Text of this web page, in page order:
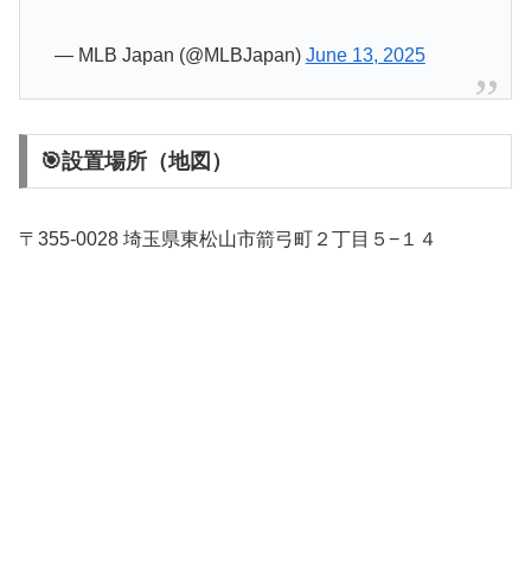
— MLB Japan (@MLBJapan) June 13, 2025
🎯設置場所（地図）
〒355-0028 埼玉県東松山市箭弓町２丁目５−１４